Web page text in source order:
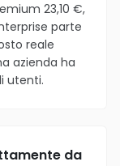
23,10 €,
parte
reale
azienda ha
utenti.
da